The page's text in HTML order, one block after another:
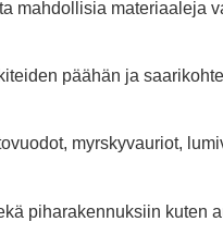
mahdollisia materiaaleja
päähän ja
myrskyvauriot,
piharakennuksiin kuten